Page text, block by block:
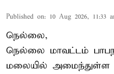
Published on: 10 Aug 2026, 11:33
நெல்லை,
நெல்லை மாவட்டம்
மலையில் அமைந்துள்ள